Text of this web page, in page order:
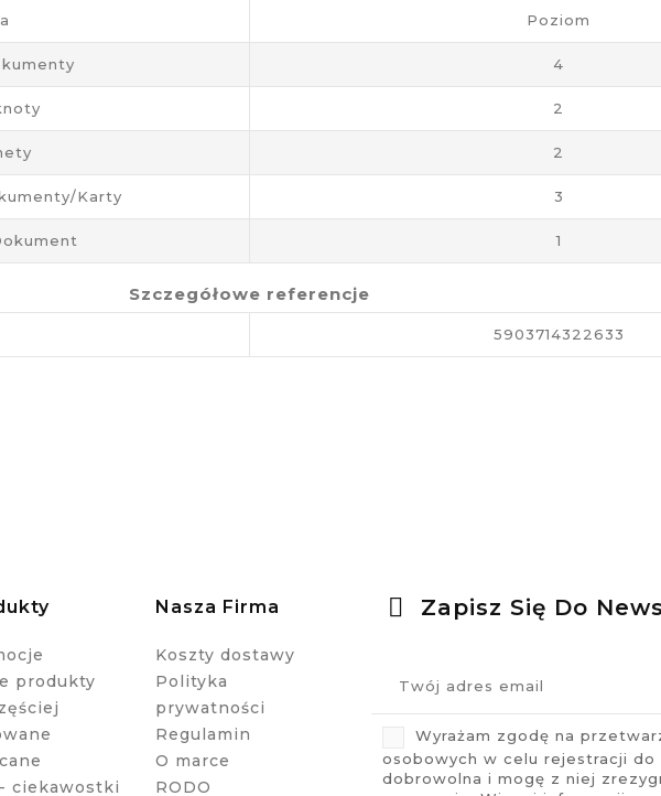
Poziom
4
2
2
karty 3
1
Szczegółowe referencje
5903714322633
Zapisz Się Do
Wyrażam zgodę na
osobowych w celu rejestracji
dobrowolna i mogę z niej
produkty
ciekawostki
Nasza Firma
Koszty dostawy
Polityka
prywatności
Regulamin
O marce
RODO